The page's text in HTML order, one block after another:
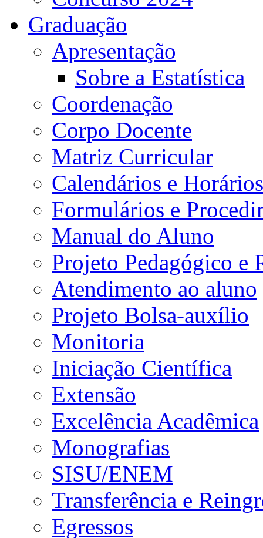
Graduação
Apresentação
Sobre a Estatística
Coordenação
Corpo Docente
Matriz Curricular
Calendários e Horários
Formulários e
Manual do Aluno
Projeto Pedagógico e
Atendimento ao aluno
Projeto Bolsa-auxílio
Monitoria
Iniciação Científica
Extensão
Excelência Acadêmica
Monografias
SISU/ENEM
Transferência e
Egressos